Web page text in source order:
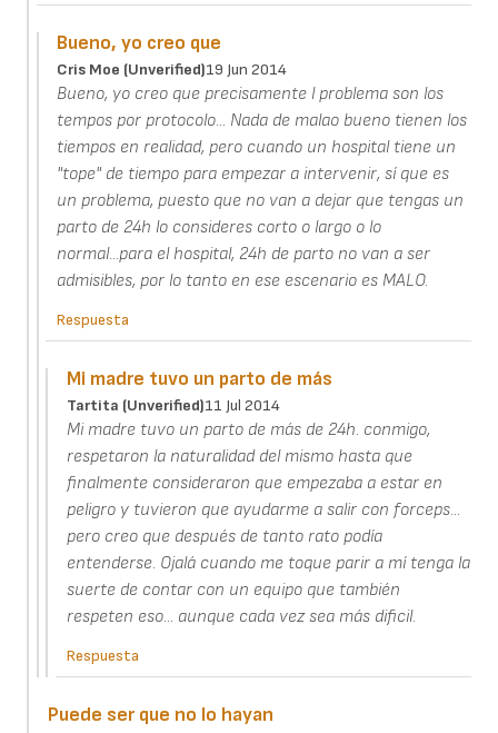
Bueno, yo creo que
Cris Moe (unverified)19 Jun 2014
Bueno, yo creo que precisamente l problema son los
tempos por protocolo... Nada de malao bueno tienen los
tiempos en realidad, pero cuando un hospital tiene un
"tope" de tiempo para empezar a intervenir, sí que es
un problema, puesto que no van a dejar que tengas un
parto de 24h lo consideres corto o largo o lo
normal...para el hospital, 24h de parto no van a ser
admisibles, por lo tanto en ese escenario es MALO.
Respuesta
Mi madre tuvo un parto de más
Tartita (unverified)11 Jul 2014
Mi madre tuvo un parto de más de 24h. conmigo,
respetaron la naturalidad del mismo hasta que
finalmente consideraron que empezaba a estar en
peligro y tuvieron que ayudarme a salir con forceps...
pero creo que después de tanto rato podía
entenderse. Ojalá cuando me toque parir a mí tenga la
suerte de contar con un equipo que también
respeten eso... aunque cada vez sea más dificil.
Respuesta
Puede ser que no lo hayan